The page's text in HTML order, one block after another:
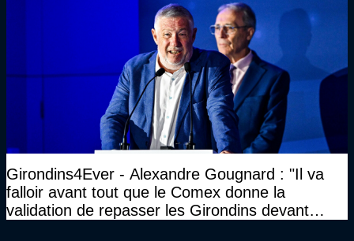
Girondins4Ever - Alexandre Gougnard : "Il va
falloir avant tout que le Comex donne la
validation de repasser les Girondins devant